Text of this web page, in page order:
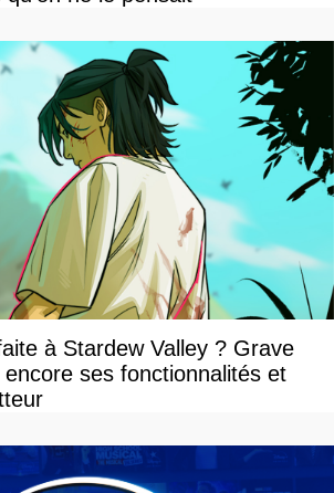
à Stardew Valley ? Grave
ses fonctionnalités et